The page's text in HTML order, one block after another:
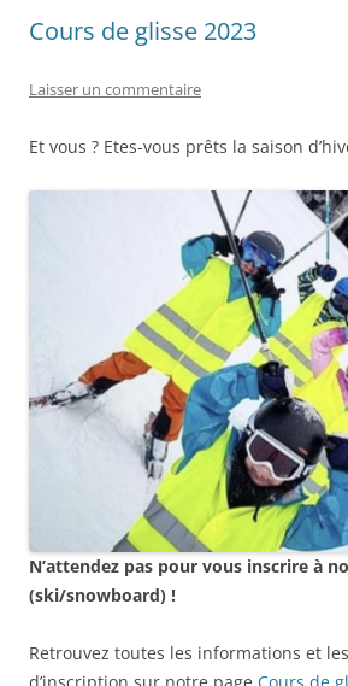
Cours de glisse 2023
Laisser un commentaire
Et vous ? Etes-vous prêts la saison
N’attendez pas pour vous inscrire à
(ski/snowboard) !
Retrouvez toutes les informations et